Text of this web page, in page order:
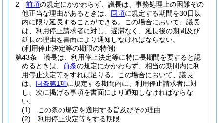
2
前項の規定にかかわらず、議長は、事務処理上の困難その
他正当な理由があるときは、 同項に規定する期間を30日以
内に限り延長することができる。
この場合において、議長
は、利用停止請求者に対し、遅滞なく、延長後の期間及び
延長の理由を書面により通知しなければならない。
(利用停止決定等の期限の特例)
第43条
議長は、利用停止決定等に特に長期間を要すると認
めるときは、 前条の規定にかかわらず、相当の期間内に利
用停止決定等をすれば足りる。
この場合において、議長
は、 同条第1項に規定する期間内に、利用停止請求者に対
し、次に掲げる事項を書面により通知しなければならな
い。
(1)
この条の規定を適用する旨及びその理由
(2)
利用停止決定等をする期限